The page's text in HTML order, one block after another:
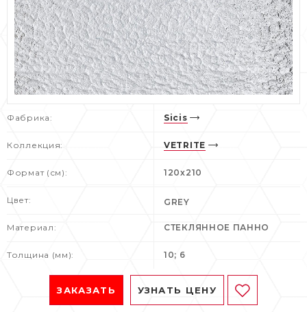
Фабрика: Sicis
Коллекция: VETRITE
Формат (см): 120х210
Цвет: GREY
Материал: СТЕКЛЯННОЕ ПАННО
Толщина (мм): 10; 6
ЗАКАЗАТЬ УЗНАТЬ ЦЕНУ